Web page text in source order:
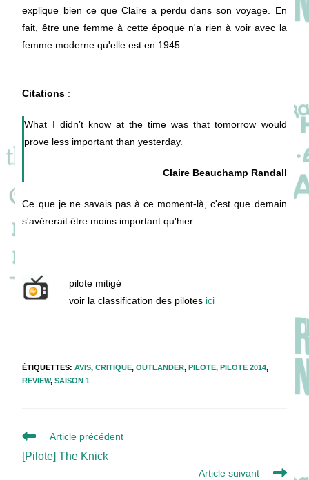
explique bien ce que Claire a perdu dans son voyage. En
fait, être une femme à cette époque n'a rien à voir avec la
femme moderne qu'elle est en 1945.
Citations :
What I didn’t know at the time was that tomorrow would
prove less important than yesterday.
Claire Beauchamp Randall
Ce que je ne savais pas à ce moment-là, c'est que demain
s'avérerait être moins important qu'hier.
pilote mitigé
voir la classification des pilotes ici
ÉTIQUETTES:AVIS, CRITIQUE, OUTLANDER, PILOTE, PILOTE 2014,
REVIEW, SAISON 1
Read
articles
Article précédent
[Pilote] The Knick
Article suivant